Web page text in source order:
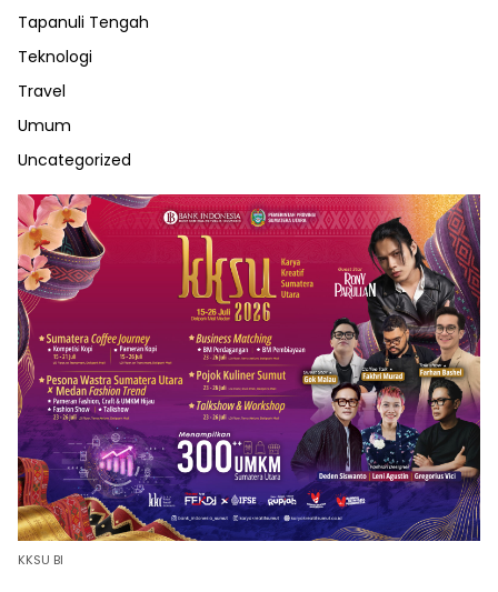
Tapanuli Tengah
Teknologi
Travel
Umum
Uncategorized
KKSU BI